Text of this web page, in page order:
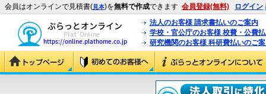
会員はオンラインで見積書(見本)を無料で作成できます 会員登録(無料) ログイン
法人のお客様 請求書払いのご案内
学校・官公庁のお客様 校費・公費
研究機関のお客様 科研費払いのご